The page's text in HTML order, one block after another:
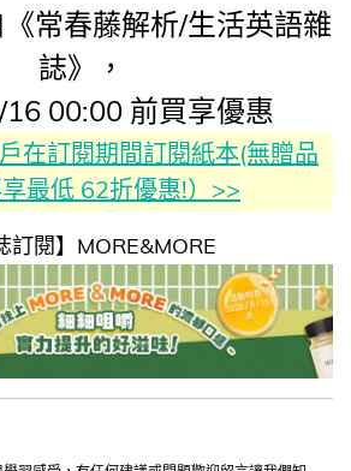
常春藤解析/生活英語雜
誌》，
00:00 前買享優惠
在訂閱期間訂閱紙本(無贈品
最低 62折優惠!）>>
訂閱】MORE&MORE